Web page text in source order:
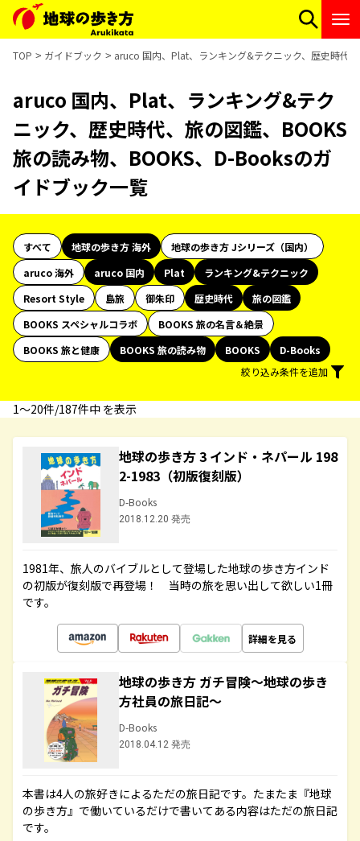
TOP ガイドブック aruco 国内、Plat、ランキング&テクニック、歴史時代
aruco 国内、Plat、ランキング&テク
ニック、歴史時代、旅の図鑑、BOOKS
旅の読み物、BOOKS、D-Booksのガ
イドブック一覧
すべて 地球の歩き方 海外
地球の歩き方 Jシリーズ（国内）
aruco 海外
aruco 国内 Plat
ランキング&テクニック
Resort Style
島旅 御朱印 歴史時代
旅の図鑑
BOOKS スペシャルコラボ
BOOKS 旅の名言＆絶景
BOOKS 旅と健康
BOOKS 旅の読み物 BOOKS
D-Books
絞り込み条件を追加
1〜20件/187件中 を表示
地球の歩き方 3 インド・ネパール 198
2-1983（初版復刻版）
D-Books
2018.12.20 発売
1981年、旅人のバイブルとして登場した地球の歩き方インド
の初版が復刻版で再登場！ 当時の旅を思い出して欲しい1冊
です。
詳細を見る
地球の歩き方 ガチ冒険～地球の歩き
方社員の旅日記～
D-Books
2018.04.12 発売
本書は4人の旅好きによるただの旅日記です。たまたま『地球
の歩き方』で働いているだけで書いてある内容はただの旅日記
です。